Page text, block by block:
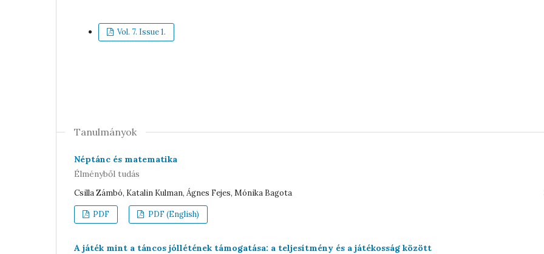
Vol. 7. Issue 1.
Tanulmányok
Néptánc és matematika
Élményből tudás
Csilla Zámbó, Katalin Kulman, Ágnes Fejes, Mónika Bagota
PDF PDF (English)
A játék mint a táncos jóllétének támogatása: a teljesítmény és a játékosság között